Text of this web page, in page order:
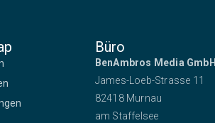
Büro
BenAmbros Media GmbH
James-Loeb-Strasse 11
82418 Murnau
am Staffelsee